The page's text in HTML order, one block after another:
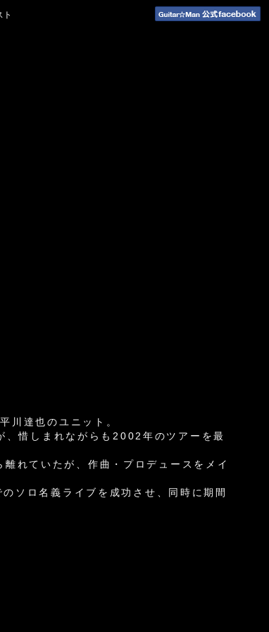
川達也のユニット。
惜しまれながらも2002年のツアーを最
れていたが、作曲・プロデュースをメイ
ソロ名義ライブを成功させ、同時に期間